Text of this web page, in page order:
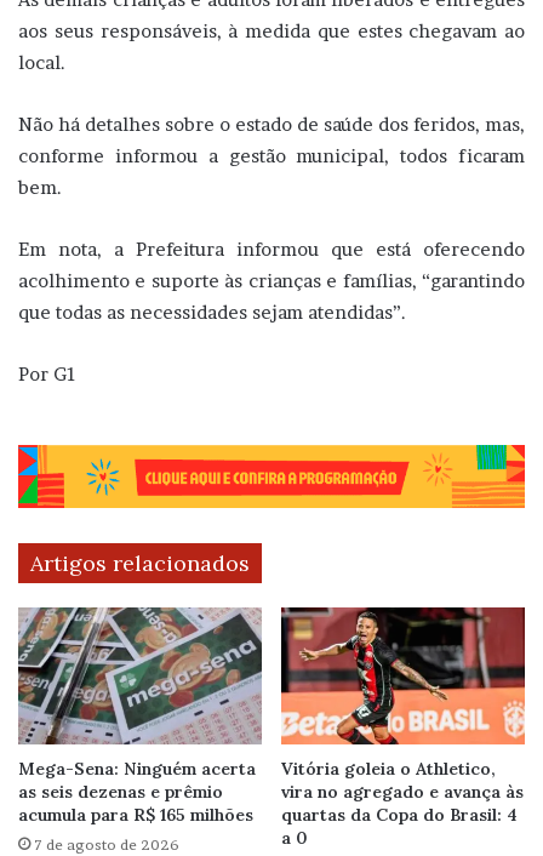
aos seus responsáveis, à medida que estes chegavam ao
local.
Não há detalhes sobre o estado de saúde dos feridos, mas,
conforme informou a gestão municipal, todos ficaram
bem.
Em nota, a Prefeitura informou que está oferecendo
acolhimento e suporte às crianças e famílias, “garantindo
que todas as necessidades sejam atendidas”.
Por G1
Artigos relacionados
Mega-Sena: Ninguém acerta
as seis dezenas e prêmio
acumula para R$ 165 milhões
7 de agosto de 2026
Vitória goleia o Athletico,
vira no agregado e avança às
quartas da Copa do Brasil: 4
a 0